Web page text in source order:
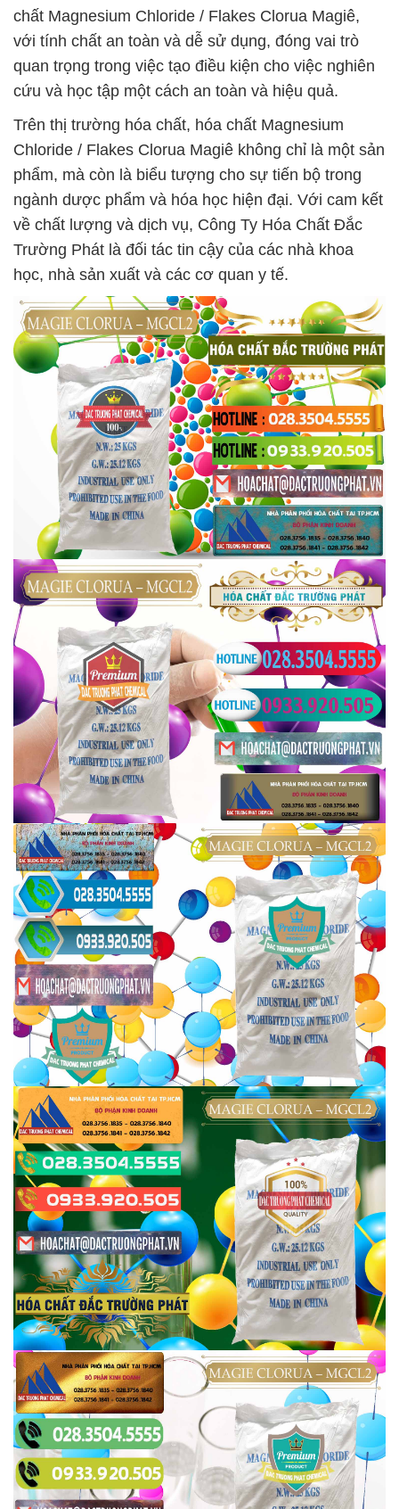
chất Magnesium Chloride / Flakes Clorua Magiê,
với tính chất an toàn và dễ sử dụng, đóng vai trò
quan trọng trong việc tạo điều kiện cho việc nghiên
cứu và học tập một cách an toàn và hiệu quả.
Trên thị trường hóa chất, hóa chất Magnesium
Chloride / Flakes Clorua Magiê không chỉ là một sản
phẩm, mà còn là biểu tượng cho sự tiến bộ trong
ngành dược phẩm và hóa học hiện đại. Với cam kết
về chất lượng và dịch vụ, Công Ty Hóa Chất Đắc
Trường Phát là đối tác tin cậy của các nhà khoa
học, nhà sản xuất và các cơ quan y tế.